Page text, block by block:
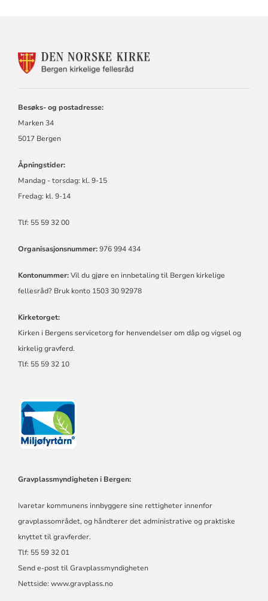
KONTAKTINFORMASJON
Besøks- og postadresse:
Marken 34
5017 Bergen
Åpningstider:
Mandag - torsdag: kl. 9-15
Fredag: kl. 9-14
Tlf: 55 59 32 00
Organisasjonsnummer:976 994 434
Kontonummer:Vil du gjøre en innbetaling til Bergen kirkelige
fellesråd? Bruk konto 1503 30 92978
Kirketorget:
Kirken i Bergens servicetorg for henvendelser om dåp og vigsel og
kirkelig gravferd.
Tlf: 55 59 32 10
Gravplassmyndigheten i Bergen:
Ivaretar kommunens innbyggere sine rettigheter innenfor
gravplassområdet, og håndterer det administrative og praktiske
knyttet til gravferder.
Tlf: 55 59 32 01
Send e-post til Gravplassmyndigheten
Nettside: www.gravplass.no